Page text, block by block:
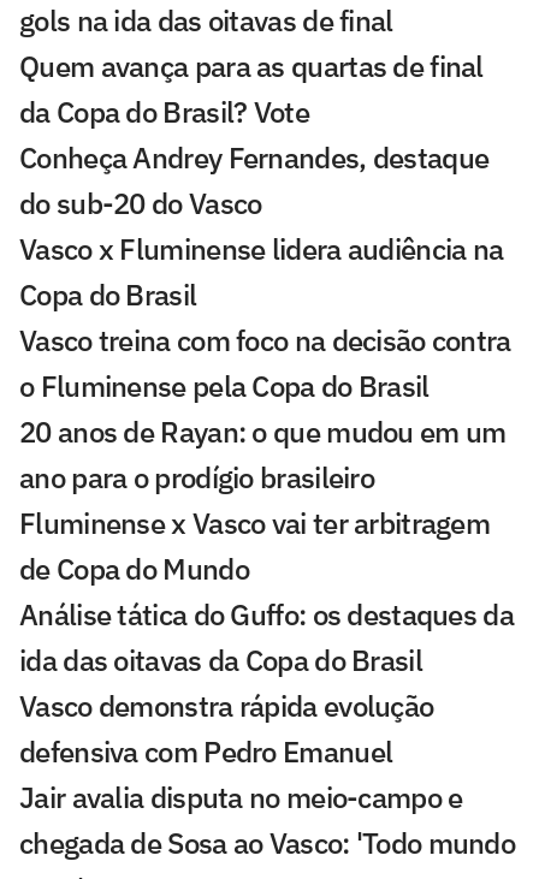
gols na ida das oitavas de final
Quem avança para as quartas de final
da Copa do Brasil? Vote
Conheça Andrey Fernandes, destaque
do sub-20 do Vasco
Vasco x Fluminense lidera audiência na
Copa do Brasil
Vasco treina com foco na decisão contra
o Fluminense pela Copa do Brasil
20 anos de Rayan: o que mudou em um
ano para o prodígio brasileiro
Fluminense x Vasco vai ter arbitragem
de Copa do Mundo
Análise tática do Guffo: os destaques da
ida das oitavas da Copa do Brasil
Vasco demonstra rápida evolução
defensiva com Pedro Emanuel
Jair avalia disputa no meio-campo e
chegada de Sosa ao Vasco: 'Todo mundo